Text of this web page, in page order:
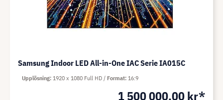
Samsung Indoor LED All-in-One IAC Serie IA015C
1 500 000,00 kr*
Upplösning 1920 x 1080 Full HD Format 16:9